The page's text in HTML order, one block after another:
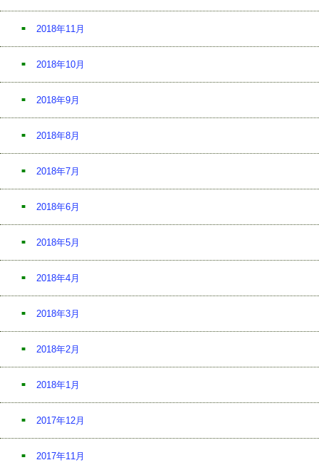
2018年11月
2018年10月
2018年9月
2018年8月
2018年7月
2018年6月
2018年5月
2018年4月
2018年3月
2018年2月
2018年1月
2017年12月
2017年11月